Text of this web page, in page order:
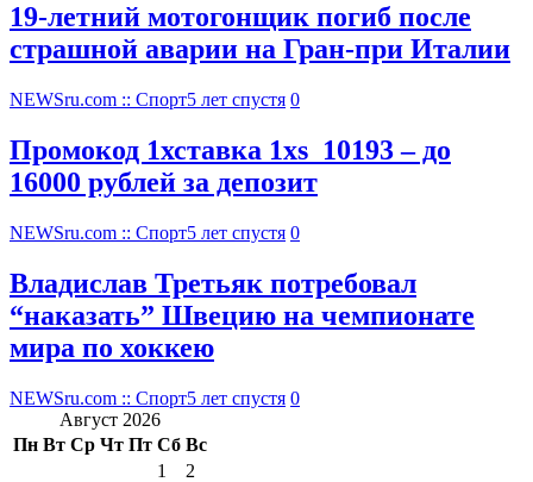
19-летний мотогонщик погиб после
страшной аварии на Гран-при Италии
NEWSru.com :: Спорт5 лет спустя 0
Промокод 1хставка 1xs_10193 – до
16000 рублей за депозит
NEWSru.com :: Спорт5 лет спустя 0
Владислав Третьяк потребовал
“наказать” Швецию на чемпионате
мира по хоккею
NEWSru.com :: Спорт5 лет спустя 0
Август 2026
Пн Вт Ср Чт Пт Сб Вс
1
2